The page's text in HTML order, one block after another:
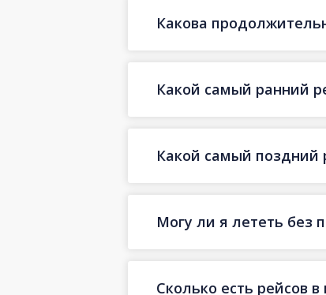
Какова
Какой самый ранний
Какой самый поздний
Могу ли я лететь без
Сколько есть рейсов